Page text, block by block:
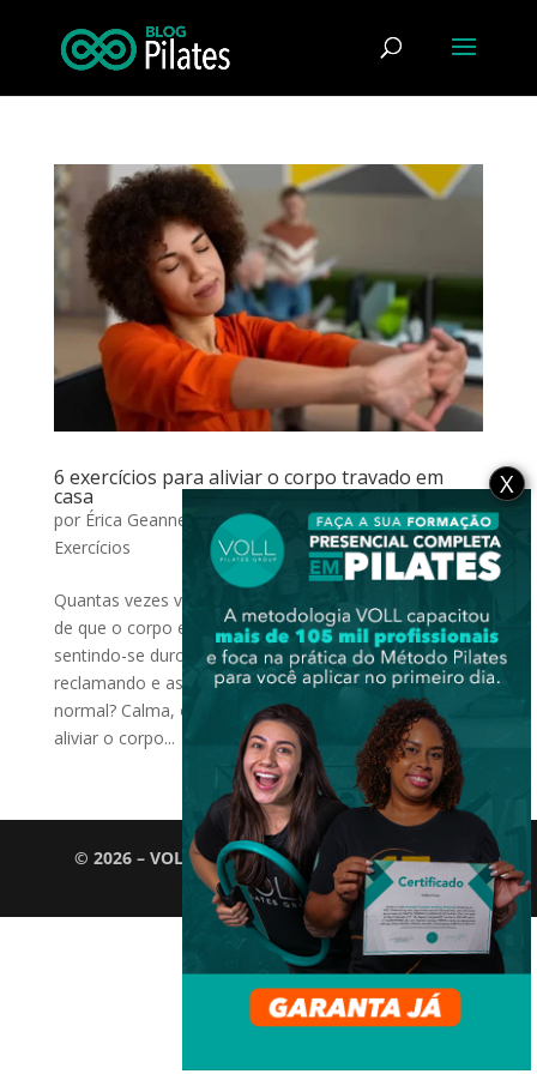
6 exercícios para aliviar o corpo travado em
casa
por Érica Geanne Martins de Sousa|ago 18, 2025|
Exercícios
Quantas vezes você já acordou com aquela sensação
de que o corpo está “travado”? Ou terminou o dia
sentindo-se duro, com os ombros tensos, as costas
reclamando e as articulações mais rígidas do que o
normal? Calma, o Pilates tem ótimos exercícios para
aliviar o corpo...
© 2026 – VOLL Pilates Group. Todos os direitos
reservados.
X